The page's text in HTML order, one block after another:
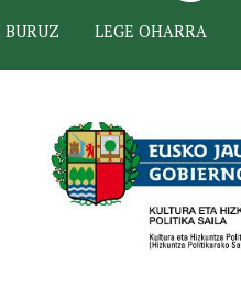
LEGE OHARRA